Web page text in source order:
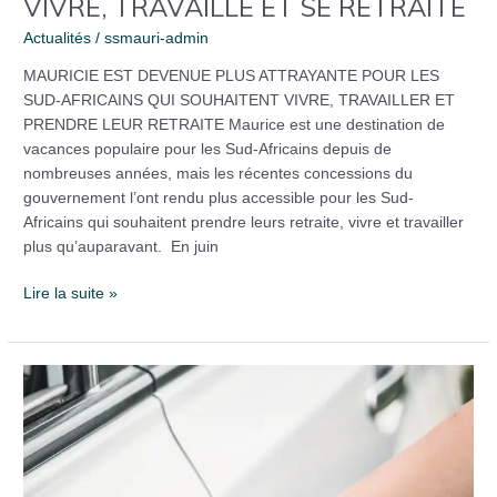
Actualités /ssmauri-admin
MAURICIE EST DEVENUE PLUS ATTRAYANTE POUR LES
SUD-AFRICAINS QUI SOUHAITENT VIVRE, TRAVAILLER ET
PRENDRE LEUR RETRAITE Maurice est une destination de
vacances populaire pour les Sud-Africains depuis de
nombreuses années, mais les récentes concessions du
gouvernement l’ont rendu plus accessible pour les Sud-
Africains qui souhaitent prendre leurs retraite, vivre et travailler
plus qu’auparavant. En juin
Lire la suite »
ACTUALITÉS
|
CONSIDÉRATIONS
RELATIVES
AUX